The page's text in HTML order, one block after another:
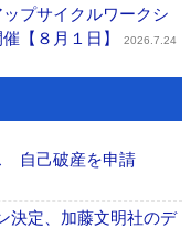
プサイクルワークシ
【８月１日】
2026.7.24
自己破産を申請
決定、加藤文明社のデ